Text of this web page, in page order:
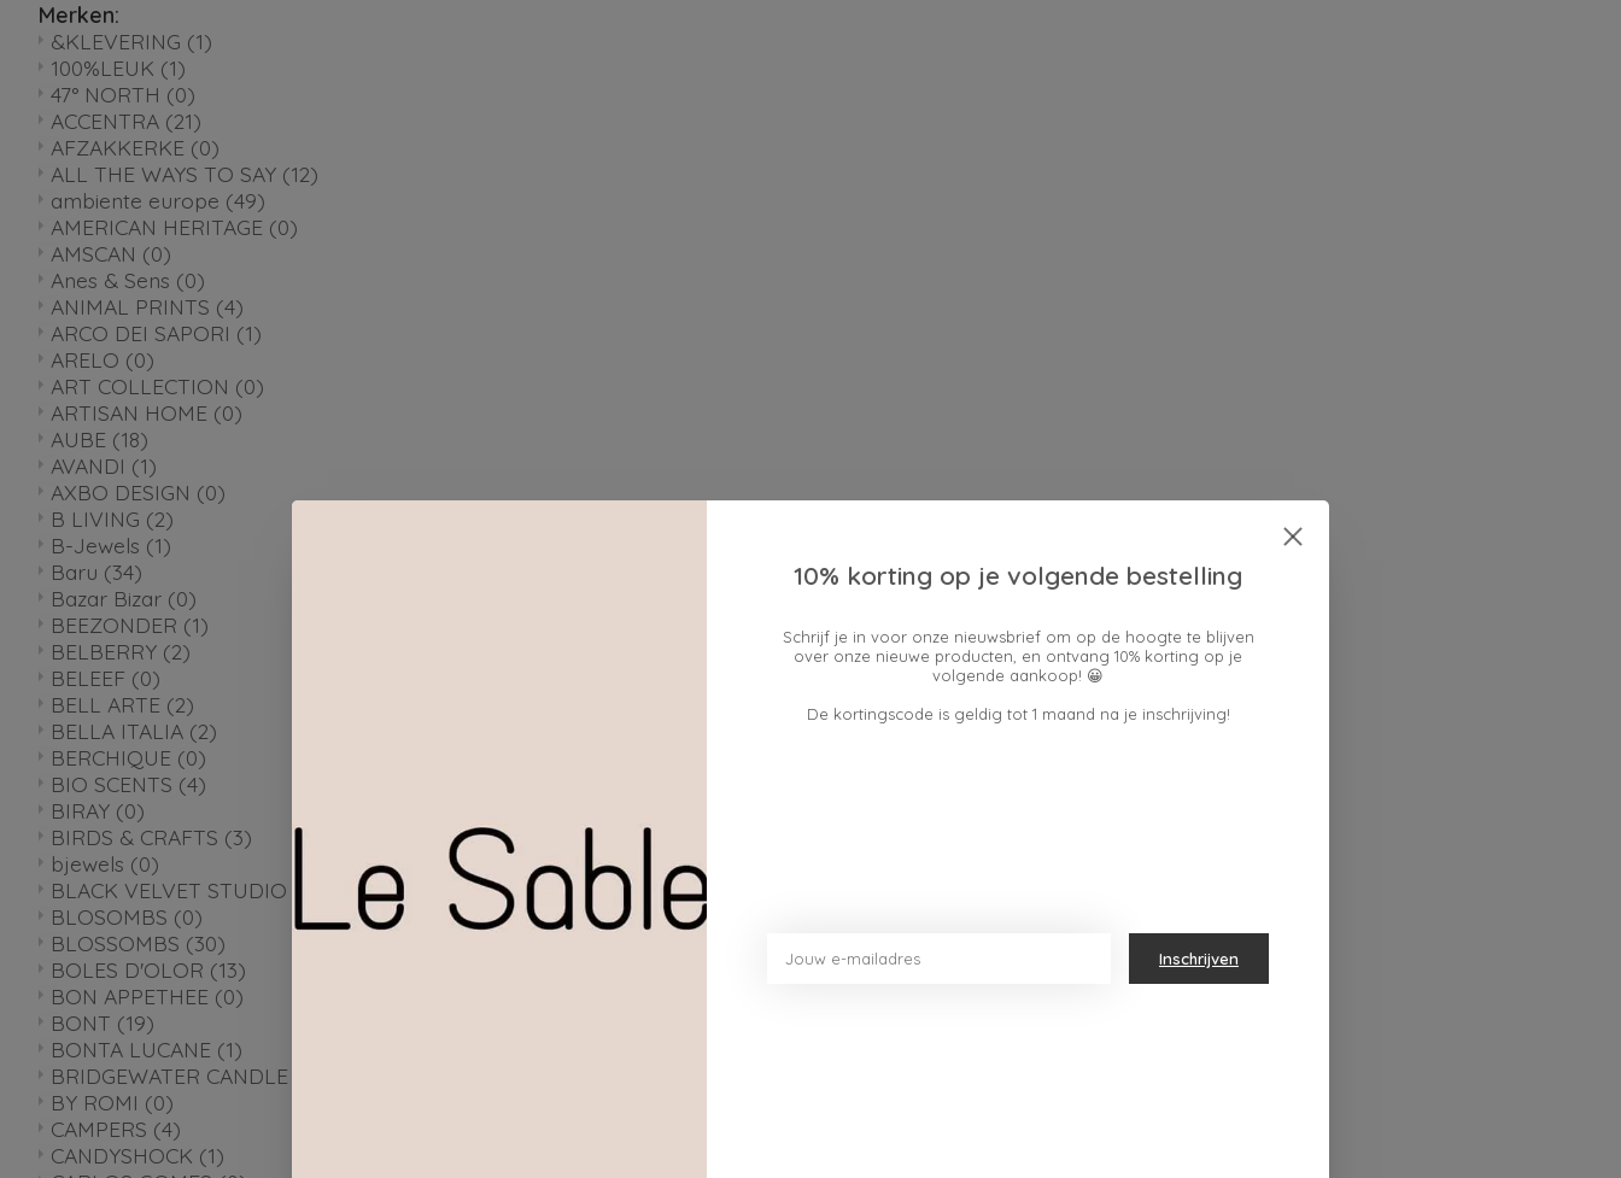
Merken:
&KLEVERING (1)
100%LEUK (1)
47° NORTH (0)
ACCENTRA (21)
AFZAKKERKE (0)
ALL THE WAYS TO SAY (12)
ambiente europe (49)
AMERICAN HERITAGE (0)
AMSCAN (0)
Anes & Sens (0)
ANIMAL PRINTS (4)
ARCO DEI SAPORI (1)
ARELO (0)
ART COLLECTION (0)
ARTISAN HOME (0)
AUBE (18)
AVANDI (1)
AXBO DESIGN (0)
B LIVING (2)
B-Jewels (1)
Baru (34)
Bazar Bizar (0)
BEEZONDER (1)
BELBERRY (2)
BELEEF (0)
BELL ARTE (2)
BELLA ITALIA (2)
BERCHIQUE (0)
BIO SCENTS (4)
BIRAY (0)
BIRDS & CRAFTS (3)
bjewels (0)
BLACK VELVET STUDIO
BLOSOMBS (0)
BLOSSOMBS (30)
BOLES D'OLOR (13)
BON APPETHEE (0)
BONT (19)
BONTA LUCANE (1)
BRIDGEWATER CANDLE COMPANY
BY ROMI (0)
CAMPERS (4)
CANDYSHOCK (1)
10% korting op je volgende bestelling
Schrijf je in voor onze nieuwsbrief om op de hoogte te blijven
over onze nieuwe producten, en ontvang 10% korting op je
volgende aankoop! 😀
De kortingscode is geldig tot 1 maand na je inschrijving!
Inschrijven